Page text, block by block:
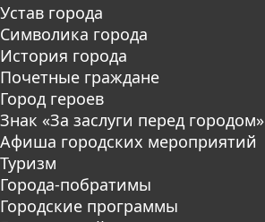
Устав города
Символика города
История города
Почетные граждане
Город героев
Знак «За заслуги перед городом»
Афиша городских мероприятий
Туризм
Города-побратимы
Городские программы